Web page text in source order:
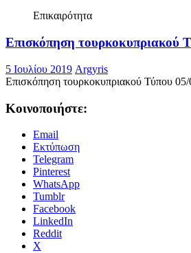
5 Ιουλίου 2019 Argyris
Κοινοποιήστε:
Email
Εκτύπωση
Telegram
Pinterest
WhatsApp
Tumblr
Facebook
LinkedIn
Reddit